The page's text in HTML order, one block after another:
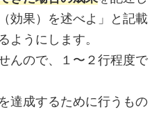
効果）を述べよ」と記載
ようにします。
んので、１〜２行程度で
達成するために行うもの